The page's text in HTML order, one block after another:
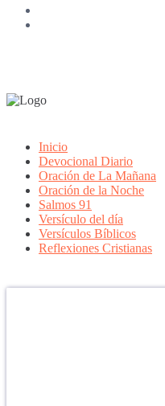
Inicio
Devocional Diario
Oración de La Mañana
Oración de la Noche
Salmos 91
Versículo del día
Versículos Bíblicos
Reflexiones Cristianas